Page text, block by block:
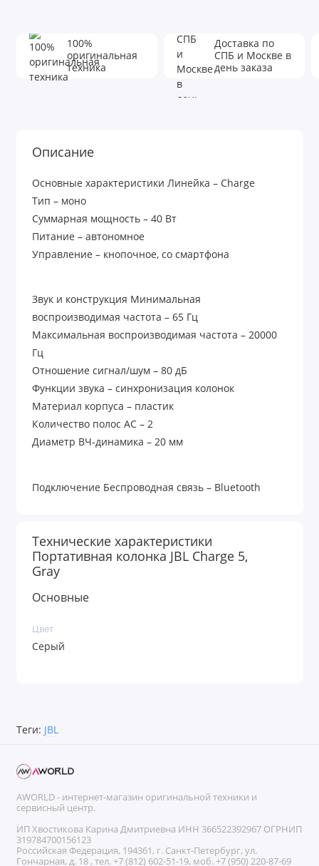
100%
оригинальная
техника
Доставка по
СПБ и Москве в
день заказа
Описание
Основные характеристики Линейка – Charge
Тип – моно
Суммарная мощность – 40 Вт
Питание – автономное
Управление – кнопочное, со смартфона
Звук и конструкция Минимальная
воспроизводимая частота – 65 Гц
Максимальная воспроизводимая частота – 20000
Гц
Отношение сигнал/шум – 80 дБ
Функции звука – синхронизация колонок
Материал корпуса – пластик
Количество полос AC – 2
Диаметр ВЧ-динамика – 20 мм
Подключение Беспроводная связь – Bluetooth
Питание Тип элементов питания – свой
Количество элементов питания – 1
Емкость аккумулятора – 7500 мА·ч
Степень защиты – IP67
Высота – 96.5 мм
Глубина – 94 мм
Вес c элементами питания – 0.96 кг
Дополнительная информация – профили
Bluetooth: A2DP 1.3, AVRCP 1.6
Вас ждёт абсолютно высокочастотный динамик и
Технические характеристики
Портативная колонка JBL Charge 5,
Gray
Основные
Цвет
Серый
Теги: JBL
AWORLD - интернет-магазин оригинальной техники и
сервисный центр.
ИП Хвостикова Карина Дмитриевна ИНН 366522392967 ОГРНИП
319784700156123
Российская Федерация, 194361, г. Санкт-Петербург, ул.
Гончарная, д. 18 , тел. +7 (812) 602-51-19, моб. +7 (950) 220-87-69